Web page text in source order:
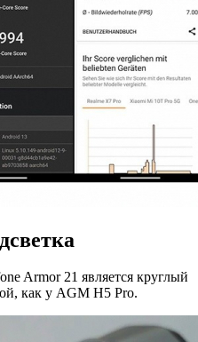
Armor 21 является круглый
как у AGM H5 Pro.